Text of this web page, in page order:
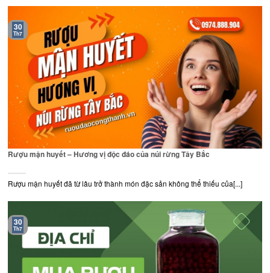
Rượu mận huyết – Hương vị độc đáo của núi rừng Tây Bắc
Rượu mận huyết đã từ lâu trở thành món đặc sản không thể thiếu của[...]
30
Th7
30
Th7